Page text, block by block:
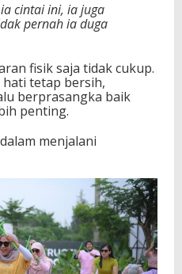
cintai ini, ia juga
pernah ia duga
fisik saja tidak cukup.
hati tetap bersih,
berprasangka baik
penting.
menjalani